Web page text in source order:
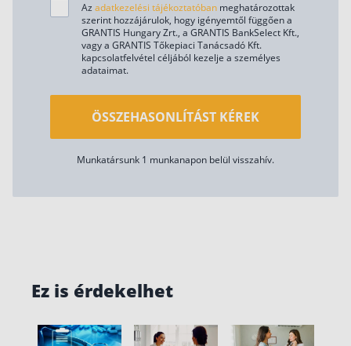
Az adatkezelési tájékoztatóban meghatározottak
szerint hozzájárulok, hogy igényemtől függően a
GRANTIS Hungary Zrt., a GRANTIS BankSelect Kft.,
vagy a GRANTIS Tőkepiaci Tanácsadó Kft.
kapcsolatfelvétel céljából kezelje a személyes
adataimat.
ÖSSZEHASONLÍTÁST KÉREK
Munkatársunk 1 munkanapon belül visszahív.
Ez is érdekelhet